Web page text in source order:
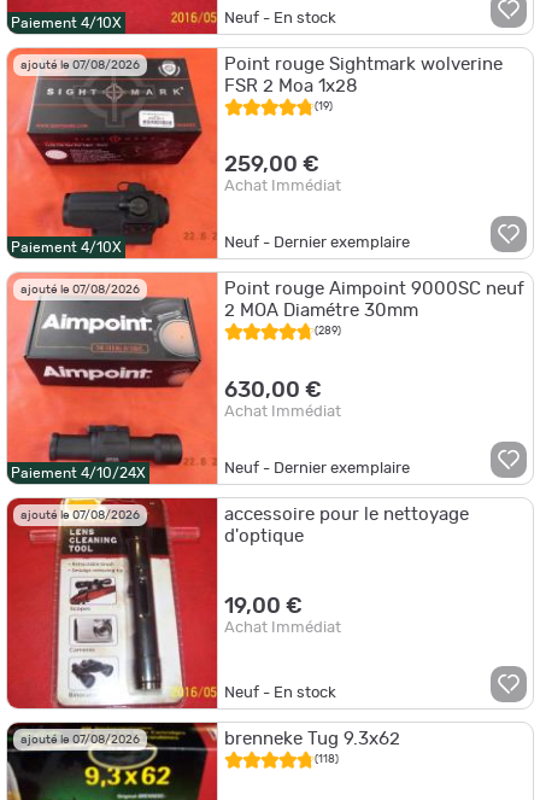
Paiement 4/10X Neuf - En stock
ajouté le 07/08/2026
Paiement 4/10X
Point rouge Sightmark wolverine
FSR 2 Moa 1x28
(19)
259,00 €
Achat Immédiat
Neuf - Dernier exemplaire
ajouté le 07/08/2026
Paiement 4/10/24X
Point rouge Aimpoint 9000SC neuf
2 MOA Diamétre 30mm
(289)
630,00 €
Achat Immédiat
Neuf - Dernier exemplaire
ajouté le 07/08/2026
accessoire pour le nettoyage
d'optique
19,00 €
Achat Immédiat
Neuf - En stock
ajouté le 07/08/2026 brenneke Tug 9.3x62
(118)